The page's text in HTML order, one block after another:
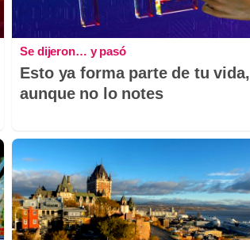
Se dijeron… y pasó
Esto ya forma parte de tu vida,
aunque no lo notes